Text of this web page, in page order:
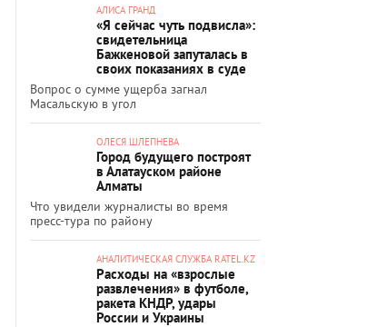
АЛИСА ГРАНД
«Я сейчас чуть подвисла»:
свидетельница
Бажкеновой запуталась в
своих показаниях в суде
Вопрос о сумме ущерба загнал
Масальскую в угол
ОЛЕСЯ ШЛЕПНЕВА
Город будущего построят
в Алатауском районе
Алматы
Что увидели журналисты во время
пресс-тура по району
АНАЛИТИЧЕСКАЯ СЛУЖБА RATEL.KZ
Расходы на «взрослые
развлечения» в футболе,
ракета КНДР, удары
России и Украины